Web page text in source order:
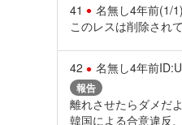
41 名無し4年前(1/1)
このレスは削除され
42 名無し4年前
報告
離れさせたらダメだよ
韓国による合意違反